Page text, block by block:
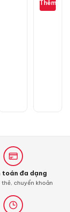
càng
Thêm
toán đa dạng
thẻ, chuyển khoản